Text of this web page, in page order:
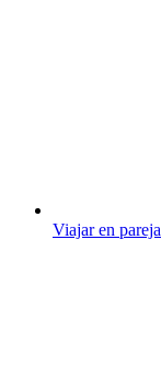
Viajar en pareja